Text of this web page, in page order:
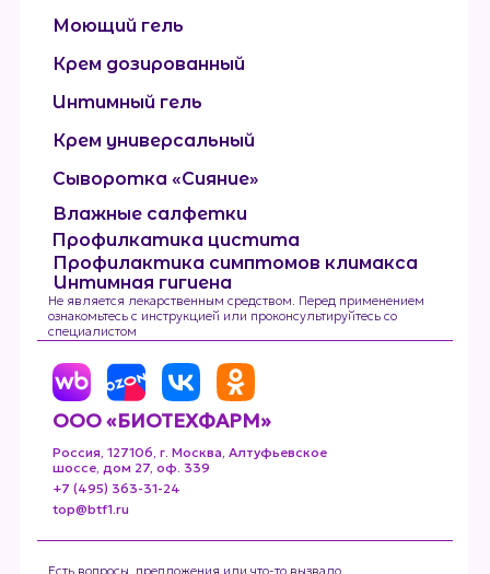
Моющий гель
Крем дозированный
Интимный гель
Влажные салфетки
Профилкатика цистита
Профилактика симптомов климакса
Интимная гигиена
Крем универсальный
Сыворотка «Сияние»
Не является лекарственным средством. Перед применением
ознакомьтесь с инструкцией или проконсультируйтесь со
специалистом
Есть вопросы, предложения или что-то вызвало
Россия, 127106, г. Москва, Алтуфьевское
шоссе, дом 27, оф. 339
+7 (495) 363-31-24
top@btf1.ru
ООО «БИОТЕХФАРМ»